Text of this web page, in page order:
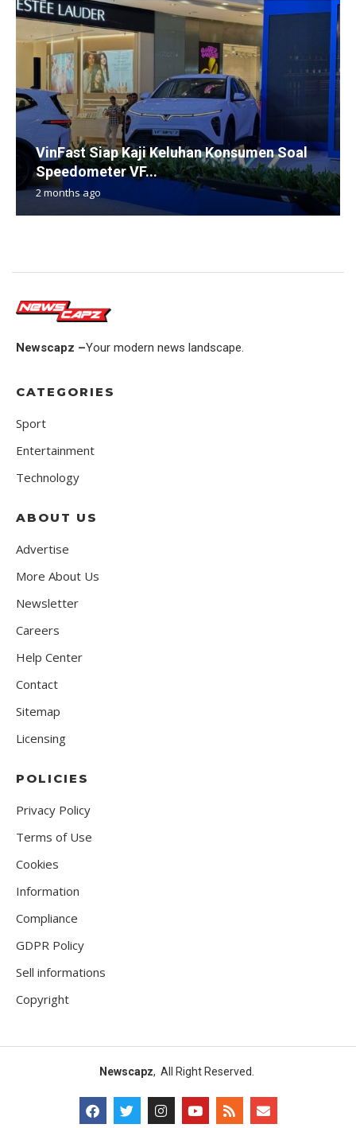
VinFast Siap Kaji Keluhan Konsumen Soal
Speedometer VF...
2 months ago
Newscapz –Your modern news landscape.
CATEGORIES
Sport
Entertainment
Technology
ABOUT US
Advertise
More About Us
Newsletter
Careers
Help Center
Contact
Sitemap
Licensing
POLICIES
Privacy Policy
Terms of Use
Cookies
Information
Compliance
GDPR Policy
Sell informations
Copyright
Newscapz, All Right Reserved.